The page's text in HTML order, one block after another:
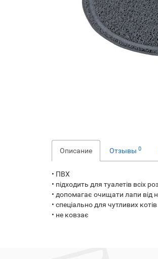
Описание Отзывы 0
• ПВХ
• підходить для туалетів всіх
• допомагає очищати лапи від
• спеціально для чутливих котів
• не ковзає